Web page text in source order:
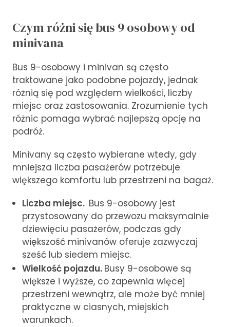
Czym różni się bus 9 osobowy od
minivana
Bus 9-osobowy i minivan są często
traktowane jako podobne pojazdy, jednak
różnią się pod względem wielkości, liczby
miejsc oraz zastosowania. Zrozumienie tych
różnic pomaga wybrać najlepszą opcję na
podróż.
Minivany są często wybierane wtedy, gdy
mniejsza liczba pasażerów potrzebuje
większego komfortu lub przestrzeni na bagaż.
Liczba miejsc. Bus 9-osobowy jest
przystosowany do przewozu maksymalnie
dziewięciu pasażerów, podczas gdy
większość minivanów oferuje zazwyczaj
sześć lub siedem miejsc.
Wielkość pojazdu. Busy 9-osobowe są
większe i wyższe, co zapewnia więcej
przestrzeni wewnątrz, ale może być mniej
praktyczne w ciasnych, miejskich
warunkach.